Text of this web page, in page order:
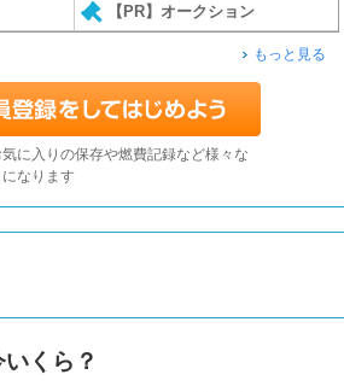
【PR】オークション
もっと見る
に入りの保存や燃費記録など様々な
なります
くら？